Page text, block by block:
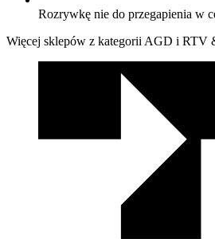
Rozrywkę nie do przegapienia w
Więcej sklepów z kategorii AGD i RTV